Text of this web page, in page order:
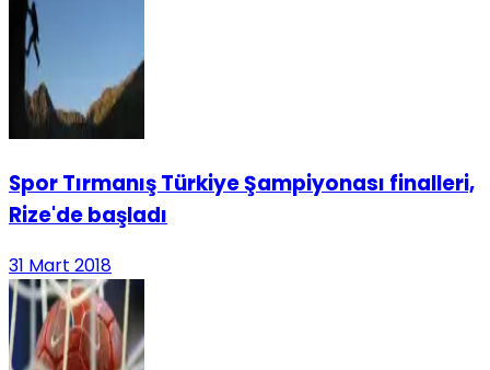
Spor Tırmanış Türkiye Şampiyonası finalleri,
Rize'de başladı
31 Mart 2018